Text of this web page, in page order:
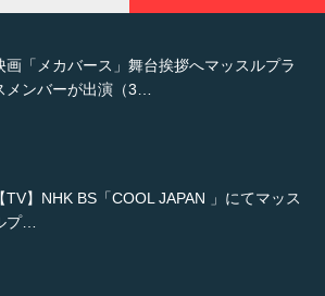
画「メカバース」舞台挨拶へマッスルプラ
メンバーが出演（3…
【TV】NHK BS「COOL JAPAN 」にてマッス
プ…